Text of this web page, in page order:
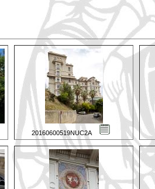
20160600519NUC2A